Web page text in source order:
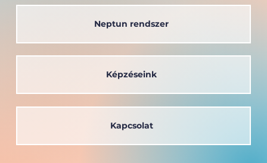
Neptun rendszer
Kapcsolat
Képzéseink